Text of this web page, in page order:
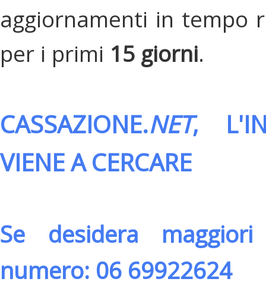
aggiornamenti in tempo
per i primi 15 giorni.
CASSAZIONE.NET,
VIENE A CERCARE
Se desidera
numero: 06 69922624